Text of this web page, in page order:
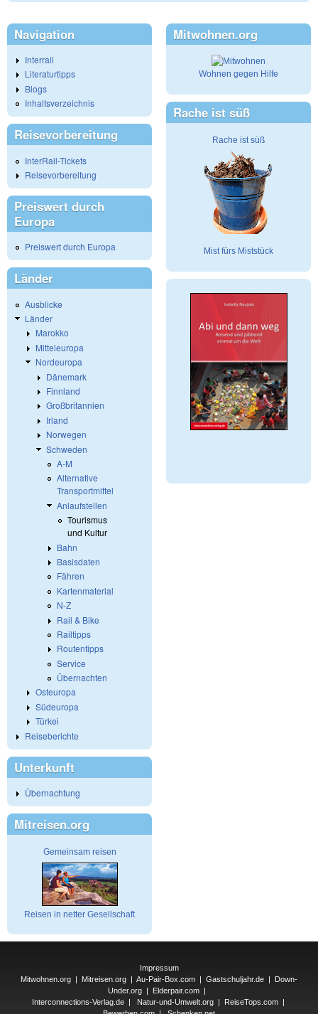
Navigation
Interrail
Literaturtipps
Blogs
Inhaltsverzeichnis
Reisevorbereitung
InterRail-Tickets
Reisevorbereitung
Preiswert durch
Europa
Preiswert durch Europa
Länder
Ausblicke
Länder
Marokko
Mitteleuropa
Nordeuropa
Dänemark
Finnland
Großbritannien
Irland
Norwegen
Schweden
A-M
Alternative
Transportmittel
Anlaufstellen
Tourismus
und Kultur
Bahn
Basisdaten
Fähren
Kartenmaterial
N-Z
Rail & Bike
Railtipps
Routentipps
Service
Übernachten
Osteuropa
Südeuropa
Türkei
Reiseberichte
Unterkunft
Übernachtung
Mitreisen.org
Gemeinsam reisen
Reisen in netter Gesellschaft
Mitwohnen.org
Wohnen gegen Hilfe
Rache ist süß
Rache ist süß
Mist fürs Miststück
Impressum
Mitwohnen.org
Mitreisen.org Au-Pair-Box.com Gastschuljahr.de
Down-
Under.org
Elderpair.com
Interconnections-Verlag.de| Natur-und-Umwelt.org| ReiseTops.com|